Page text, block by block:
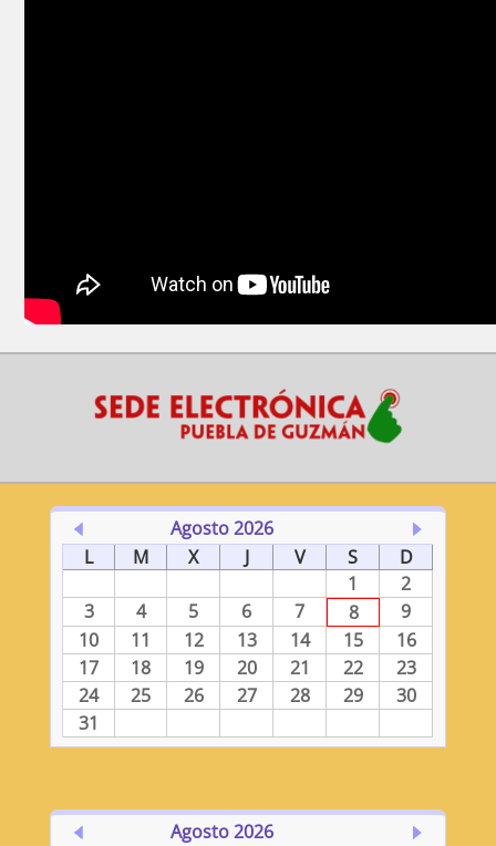
Agosto 2026
L
M X J V S
D
1
2
3
4 5 6 7 8
9
10
11 12 13 14 15
16
17
18 19 20 21 22
23
24
25 26 27 28 29
30
31
Agosto 2026